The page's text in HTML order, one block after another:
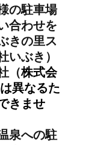
の駐車場
合わせを
きの里ス
ぶき）
（株式会
異なるた
きませ
泉への駐